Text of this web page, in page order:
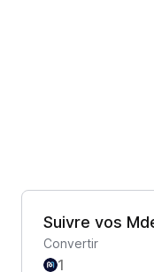
Suivre vos
Convertir